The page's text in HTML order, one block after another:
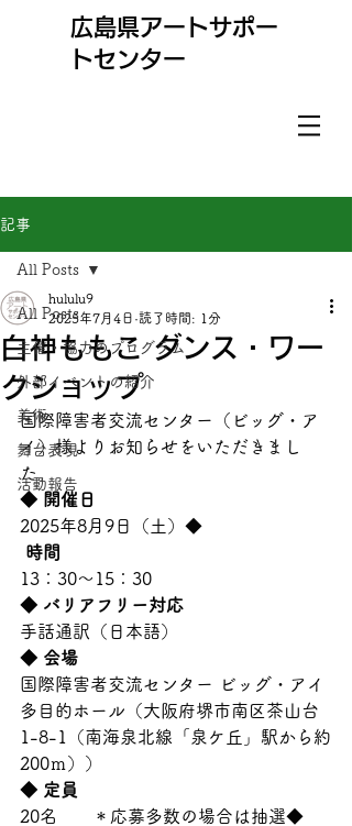
​広島県アートサポー
トセンター
記事
All Posts
主催・協力のプログラム
外部イベントの紹介
美術
舞台表現
活動報告
All Posts
白神ももこ ダンス・ワー
クショップ
hululu9
2025年7月4日 読了時間: 1分
国際障害者交流センター（ビッグ・ア
イ）様よりお知らせをいただきまし
た。
◆ 開催日
2025年8月9日（土）◆
時間
13：30～15：30
◆ バリアフリー対応
手話通訳（日本語）
◆ 会場
国際障害者交流センター ビッグ・アイ
多目的ホール（大阪府堺市南区茶山台
1-8-1（南海泉北線「泉ケ丘」駅から約
200ｍ））
◆ 定員
20名　　＊応募多数の場合は抽選◆